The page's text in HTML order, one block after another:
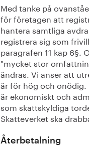
Med tanke på
för företagen att
hantera samtliga
registrera sig som
paragrafen 11 kap 6§.
"mycket stor
ändras. Vi anser att
är för hög och onödig.
är ekonomiskt och
som skattskyldiga
Skatteverket ska
Återbetalning